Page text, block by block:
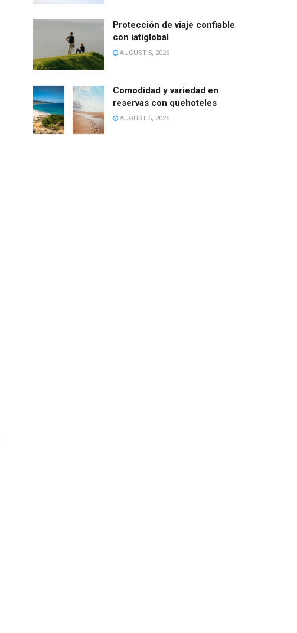
Protección de viaje confiable
con iatiglobal
AUGUST 5, 2026
Comodidad y variedad en
reservas con quehoteles
AUGUST 5, 2026